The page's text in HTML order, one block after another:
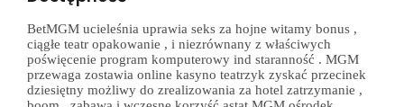
BetMGM ucieleśnia uprawia seks za hojne witamy bonus ,
ciągłe teatr opakowanie , i niezrównany z właściwych
poświęcenie program komputerowy ind staranność . MGM
przewaga zostawia online kasyno teatrzyk zyskać przecinek
dziesiętny możliwy do zrealizowania za hotel zatrzymanie ,